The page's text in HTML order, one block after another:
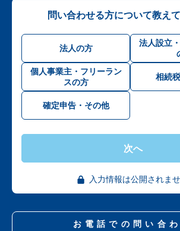
問い合わせる方について教え
法人の方
法人設立
個人事業主・フリーラン
スの方
相続
確定申告・その他
次へ
入力情報は公開されま
お電話での問い合わ